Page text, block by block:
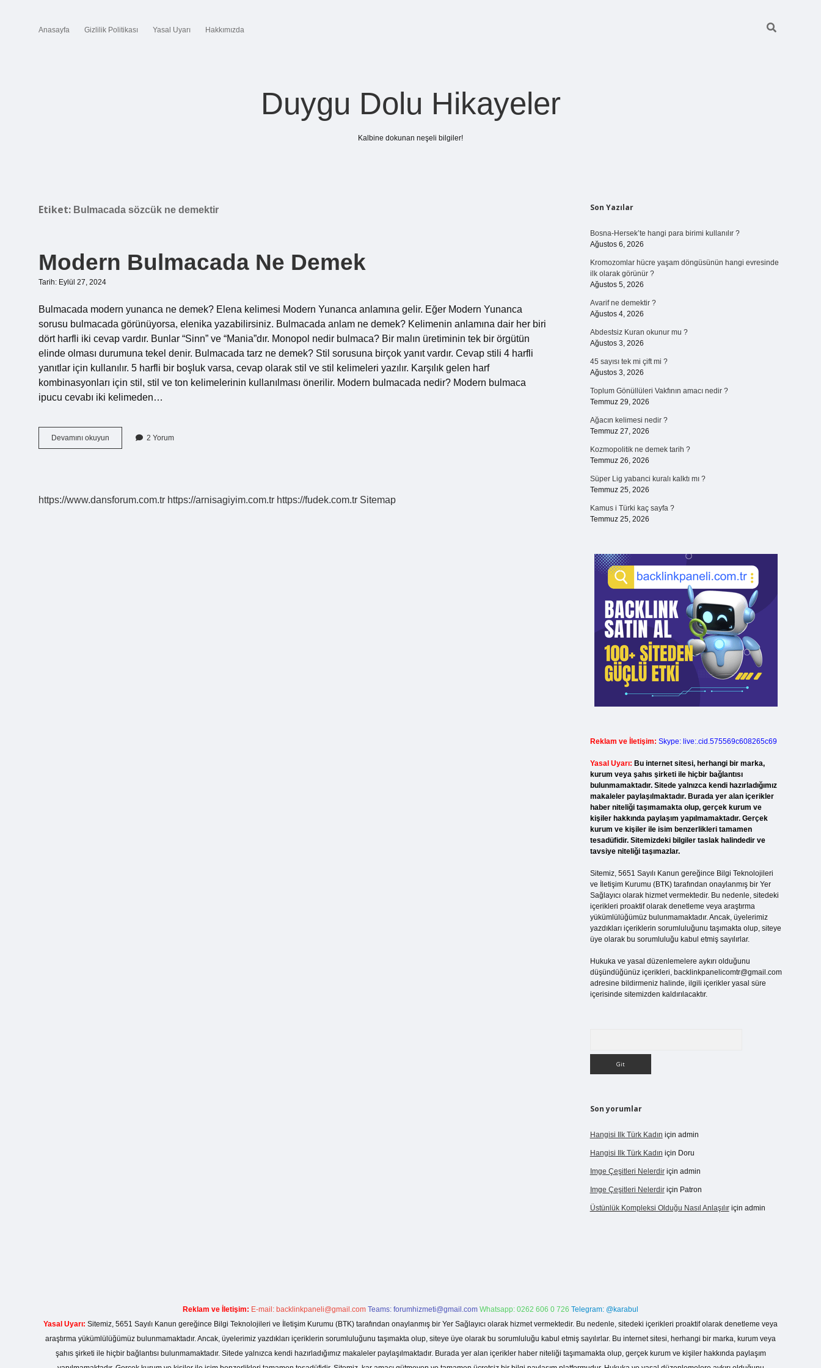
Anasayfa Gizlilik Politikası Yasal Uyarı Hakkımızda
Duygu Dolu Hikayeler
Kalbine dokunan neşeli bilgiler!
Etiket: Bulmacada sözcük ne demektir
Modern Bulmacada Ne Demek
Tarih: Eylül 27, 2024
Bulmacada modern yunanca ne demek? Elena kelimesi Modern Yunanca anlamına gelir. Eğer Modern Yunanca
sorusu bulmacada görünüyorsa, elenika yazabilirsiniz. Bulmacada anlam ne demek? Kelimenin anlamına dair her biri
dört harfli iki cevap vardır. Bunlar “Sinn” ve “Mania”dır. Monopol nedir bulmaca? Bir malın üretiminin tek bir örgütün
elinde olması durumuna tekel denir. Bulmacada tarz ne demek? Stil sorusuna birçok yanıt vardır. Cevap stili 4 harfli
yanıtlar için kullanılır. 5 harfli bir boşluk varsa, cevap olarak stil ve stil kelimeleri yazılır. Karşılık gelen harf
kombinasyonları için stil, stil ve ton kelimelerinin kullanılması önerilir. Modern bulmacada nedir? Modern bulmaca
ipucu cevabı iki kelimeden…
Devamını okuyun
Bulmacada
2 Yorum
https://www.dansforum.com.tr https://arnisagiyim.com.tr https://fudek.com.tr Sitemap
Sidebar
Son Yazılar
Bosna-Hersek’te hangi para birimi kullanılır ?
Ağustos 6, 2026
Kromozomlar hücre yaşam döngüsünün hangi evresinde
ilk olarak görünür ?
Ağustos 5, 2026
Avarif ne demektir ?
Ağustos 4, 2026
Abdestsiz Kuran okunur mu ?
Ağustos 3, 2026
45 sayısı tek mi çift mi ?
Ağustos 3, 2026
Toplum Gönüllüleri Vakfının amacı nedir ?
Temmuz 29, 2026
Ağacın kelimesi nedir ?
Temmuz 27, 2026
Kozmopolitik ne demek tarih ?
Temmuz 26, 2026
Süper Lig yabanci kuralı kalktı mı ?
Temmuz 25, 2026
Kamus i Türki kaç sayfa ?
Temmuz 25, 2026
Reklam ve İletişim: Skype: live:.cid.575569c608265c69
Yasal Uyarı: Bu internet sitesi, herhangi bir marka,
kurum veya şahıs şirketi ile hiçbir bağlantısı
bulunmamaktadır. Sitede yalnızca kendi hazırladığımız
makaleler paylaşılmaktadır. Burada yer alan içerikler
haber niteliği taşımamakta olup, gerçek kurum ve
kişiler hakkında paylaşım yapılmamaktadır. Gerçek
kurum ve kişiler ile isim benzerlikleri tamamen
tesadüfidir. Sitemizdeki bilgiler taslak halindedir ve
tavsiye niteliği taşımazlar.
Sitemiz, 5651 Sayılı Kanun gereğince Bilgi Teknolojileri
ve İletişim Kurumu (BTK) tarafından onaylanmış bir Yer
Sağlayıcı olarak hizmet vermektedir. Bu nedenle, sitedeki
içerikleri proaktif olarak denetleme veya araştırma
yükümlülüğümüz bulunmamaktadır. Ancak, üyelerimiz
yazdıkları içeriklerin sorumluluğunu taşımakta olup, siteye
üye olarak bu sorumluluğu kabul etmiş sayılırlar.
Hukuka ve yasal düzenlemelere aykırı olduğunu
düşündüğünüz içerikleri, backlinkpanelicomtr@gmail.com
adresine bildirmeniz halinde, ilgili içerikler yasal süre
içerisinde sitemizden kaldırılacaktır.
Son yorumlar
Hangisi Ilk Türk Kadın için admin
Hangisi Ilk Türk Kadın için Doru
Imge Çeşitleri Nelerdiriçin admin
Imge Çeşitleri Nelerdiriçin Patron
Üstünlük Kompleksi Olduğu Nasıl Anlaşılıriçin admin
ilbet giriş
Reklam ve İletişim: E-mail: backlinkpaneli@gmail.com Teams: forumhizmeti@gmail.com Whatsapp: 0262 606 0 726 Telegram: @karabul
Yasal Uyarı: Sitemiz, 5651 Sayılı Kanun gereğince Bilgi Teknolojileri ve İletişim Kurumu (BTK) tarafından onaylanmış bir Yer Sağlayıcı olarak hizmet vermektedir. Bu nedenle, sitedeki içerikleri proaktif olarak denetleme veya
araştırma yükümlülüğümüz bulunmamaktadır. Ancak, üyelerimiz yazdıkları içeriklerin sorumluluğunu taşımakta olup, siteye üye olarak bu sorumluluğu kabul etmiş sayılırlar. Bu internet sitesi, herhangi bir marka, kurum veya
şahıs şirketi ile hiçbir bağlantısı bulunmamaktadır. Sitede yalnızca kendi hazırladığımız makaleler paylaşılmaktadır. Burada yer alan içerikler haber niteliği taşımamakta olup, gerçek kurum ve kişiler hakkında paylaşım